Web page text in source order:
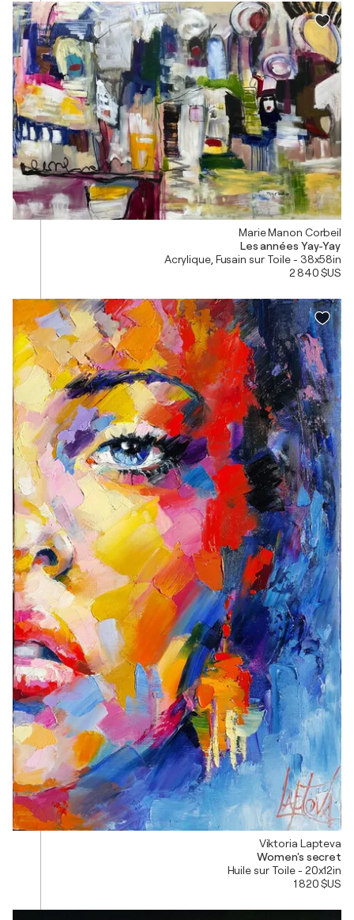
Marie Manon Corbeil
Les années Yay-Yay
Acrylique, Fusain sur Toile - 38x58in
2 840 $US
Viktoria Lapteva
Women's secret
Huile sur Toile - 20x12in
1 820 $US